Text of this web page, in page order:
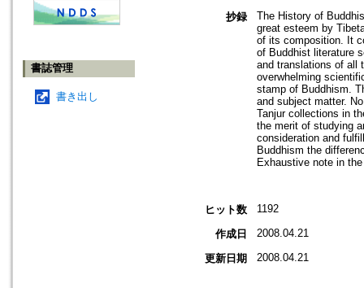
書誌管理
書き出し
抄録
The History of
great esteem by
of its composition. It
of Buddhist literature
and translations of all
overwhelming
stamp of Buddhism.
and subject matter.
Tanjur collections in
the merit of studying
consideration and
Buddhism the
Exhaustive note in
ヒット数 1192
作成日 2008.04.21
更新日期 2008.04.21